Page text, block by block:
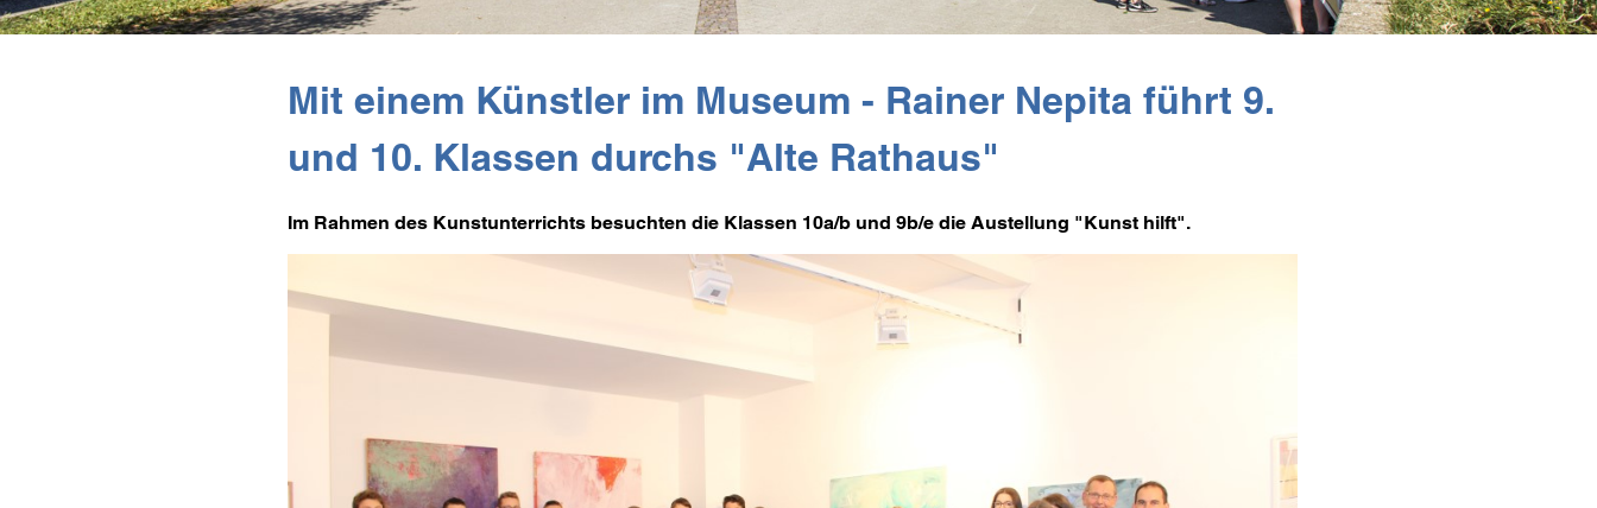
Mit einem Künstler im Museum - Rainer Nepita führt 9.
und 10. Klassen durchs "Alte Rathaus"
Im Rahmen des Kunstunterrichts besuchten die Klassen 10a/b und 9b/e die Austellung "Kunst hilft".